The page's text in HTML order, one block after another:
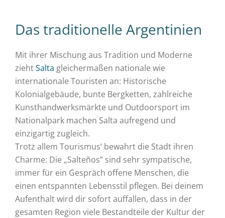
Das traditionelle Argentinien
Mit ihrer Mischung aus Tradition und Moderne
ziehtSalta gleichermaßen nationale wie
internationale Touristen an: Historische
Kolonialgebäude, bunte Bergketten, zahlreiche
Kunsthandwerksmärkte und Outdoorsport im
Nationalpark machen Salta aufregend und
einzigartig zugleich.
Trotz allem Tourismus‘ bewahrt die Stadt ihren
Charme: Die „Salteños” sind sehr sympatische,
immer für ein Gespräch offene Menschen, die
einen entspannten Lebensstil pflegen. Bei deinem
Aufenthalt wird dir sofort auffallen, dass in der
gesamten Region viele Bestandteile der Kultur der